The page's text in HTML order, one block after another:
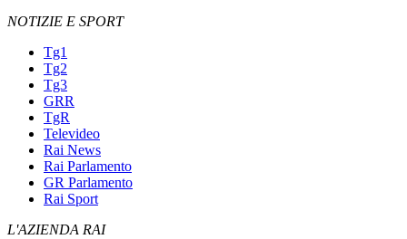
NOTIZIE E SPORT
Tg1
Tg2
Tg3
GRR
TgR
Televideo
Rai News
Rai Parlamento
GR Parlamento
Rai Sport
L'AZIENDA RAI